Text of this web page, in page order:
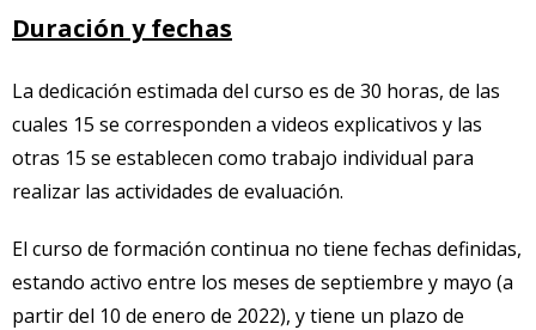
Duración y fechas
La dedicación estimada del curso es de 30 horas, de las
cuales 15 se corresponden a videos explicativos y las
otras 15 se establecen como trabajo individual para
realizar las actividades de evaluación.
El curso de formación continua no tiene fechas definidas,
estando activo entre los meses de septiembre y mayo (a
partir del 10 de enero de 2022), y tiene un plazo de